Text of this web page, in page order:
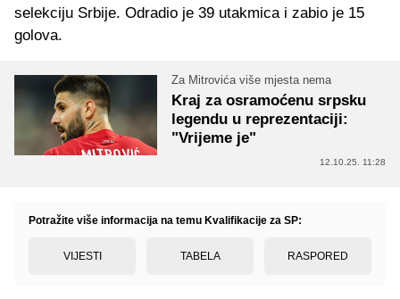
selekciju Srbije. Odradio je 39 utakmica i zabio je 15
golova.
Za Mitrovića više mjesta nema
Kraj za osramoćenu srpsku
legendu u reprezentaciji:
"Vrijeme je"
12.10.25. 11:28
Potražite više informacija na temu Kvalifikacije za SP:
VIJESTI TABELA RASPORED